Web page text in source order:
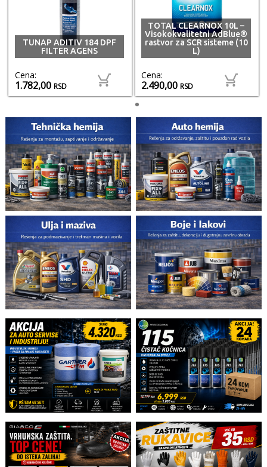
TUNAP ADITIV 184 DPF
FILTER AGENS
Cena:
1.782,00 RSD
TOTAL CLEARNOX 10L –
Visokokvalitetni AdBlue®
rastvor za SCR sisteme (10
L)
Cena:
2.490,00RSD